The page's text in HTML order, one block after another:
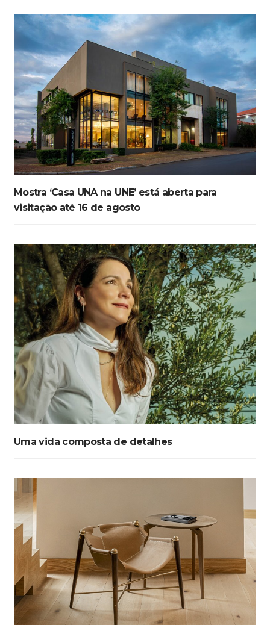
Mostra ‘Casa UNA na UNE’ está aberta para
visitação até 16 de agosto
Uma vida composta de detalhes